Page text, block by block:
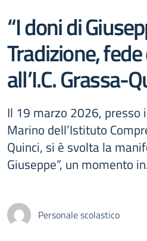
“I doni di
Tradizione,
all’I.C. Grassa-
Il 19 marzo 2026, presso
Marino dell’Istituto
Quinci, si è svolta la
Giuseppe”, un momento
Personale scolastico